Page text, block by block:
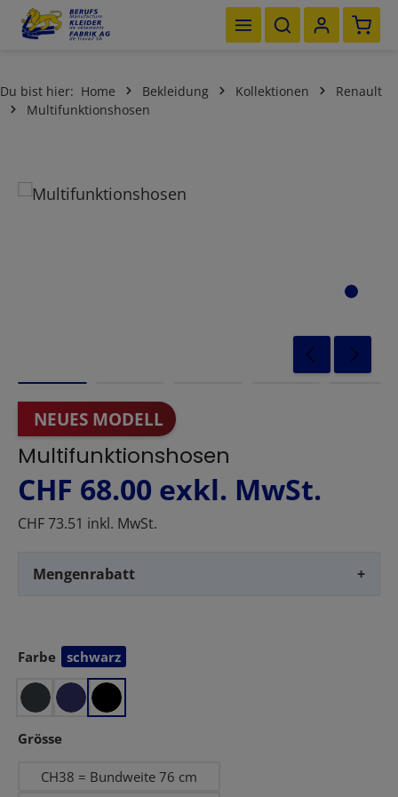
Zum Hauptinhalt springen
Du bist hier: Home Bekleidung Kollektionen
Renault
Multifunktionshosen
Bildergalerie überspringen
NEUES MODELL
Multifunktionshosen
CHF 68.00 exkl. MwSt.
CHF 73.51 inkl. MwSt.
Mengenrabatt +
Farbe
auswählenschwarz
Grösse
CH38 = Bundweite 76 cm